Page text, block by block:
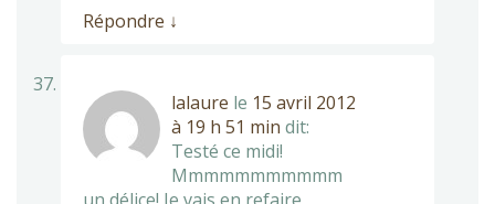
Répondre ↓
lalaure le 15 avril 2012
à 19 h 51 min dit:
Testé ce midi!
Mmmmmmmmmmm